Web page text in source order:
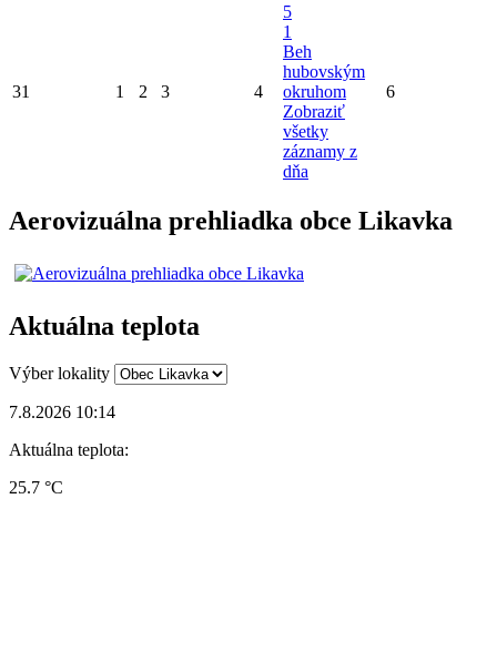
31 1 2 3 4
5
1
Beh
hubovským
okruhom
Zobraziť
všetky
záznamy z
dňa
6
Aerovizuálna prehliadka obce Likavka
Aktuálna teplota
Výber lokality
7.8.2026 10:14
Aktuálna teplota:
25.7 °C